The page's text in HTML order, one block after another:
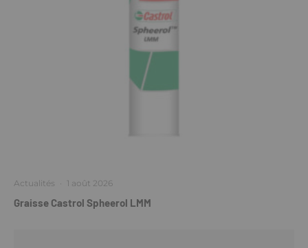
Actualités · 1 août 2026
Graisse Castrol Spheerol LMM